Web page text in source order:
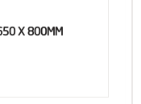
X 800MM